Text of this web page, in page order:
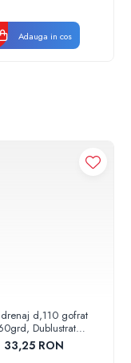
Adauga in cos
d,110 gofrat
Dublustrat
110152 Drainkit
33,25 RON